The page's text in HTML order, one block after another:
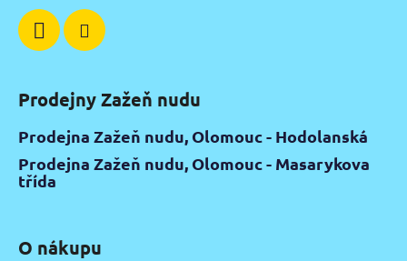
Prodejny Zažeň nudu
Prodejna Zažeň nudu, Olomouc - Hodolanská
Prodejna Zažeň nudu, Olomouc - Masarykova
třída
O nákupu